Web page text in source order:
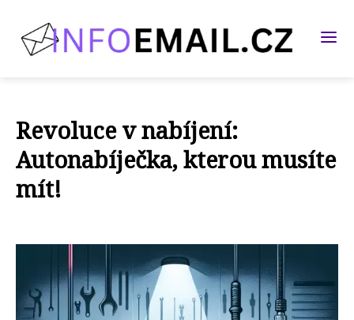
Revoluce v nabíjení:
Autonabíječka, kterou musíte
mít!